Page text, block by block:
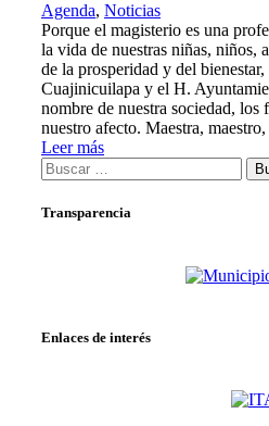
Agenda, Noticias
Porque el magisterio es una
la vida de nuestras niñas, niños,
de la prosperidad y del
Cuajinicuilapa y el H.
nombre de nuestra sociedad, los
nuestro afecto. Maestra, maestro,
Leer más
Buscar:
Transparencia
Enlaces de interés